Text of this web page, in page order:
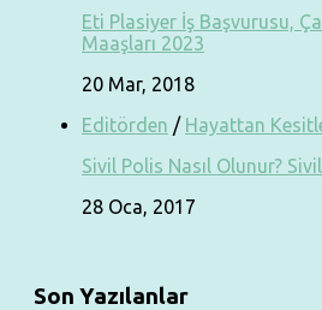
Eti Plasiyer İş Başvurusu,
Maaşları 2023
20 Mar, 2018
Editörden / Hayattan
Sivil Polis Nasıl Olunur?
28 Oca, 2017
Son Yazılanlar